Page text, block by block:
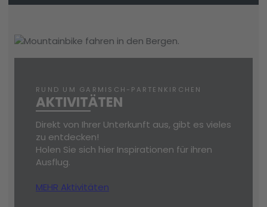
RUND UM GARMISCH-PARTENKIRCHEN
AKTIVITÄTEN
Direkt von Ihrer Unterkunft aus, gibt es vieles
zu entdecken!
Holen Sie sich hier Inspirationen für ihren
Ausflug.
MEHR Aktivitäten